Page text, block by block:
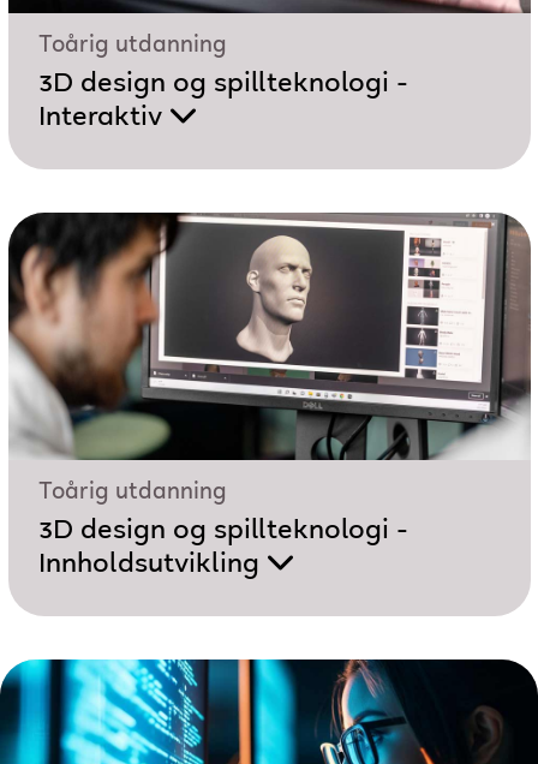
Toårig utdanning
3D design og spillteknologi -
Interaktiv
Toårig utdanning
3D design og spillteknologi -
Innholdsutvikling